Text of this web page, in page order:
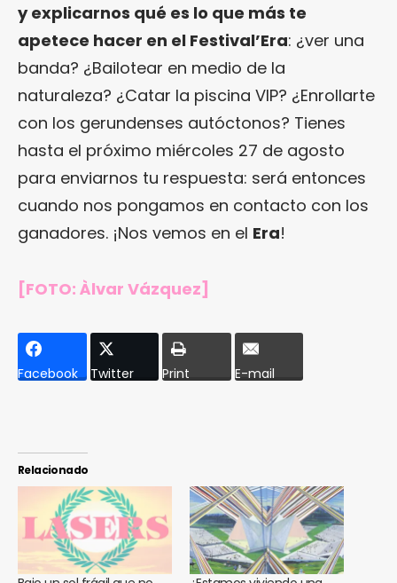
y explicarnos qué es lo que más te
apetece hacer en el Festival’Era: ¿ver una
banda? ¿Bailotear en medio de la
naturaleza? ¿Catar la piscina VIP? ¿Enrollarte
con los gerundenses autóctonos? Tienes
hasta el próximo miércoles 27 de agosto
para enviarnos tu respuesta: será entonces
cuando nos pongamos en contacto con los
ganadores. ¡Nos vemos en el Era!
[FOTO: Àlvar Vázquez]
Facebook Twitter Print E-mail
Relacionado